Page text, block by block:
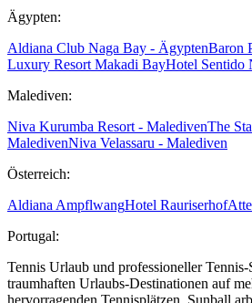
Ägypten:
Aldiana Club Naga Bay - ÄgyptenBaron
Luxury Resort Makadi BayHotel Sentido
Malediven:
Niva Kurumba Resort - MaledivenThe
MaledivenNiva Velassaru - Malediven
Österreich:
Aldiana AmpflwangHotel Rauriserhof
Portugal:
Tennis Urlaub und professioneller
traumhaften Urlaubs-Destinationen auf